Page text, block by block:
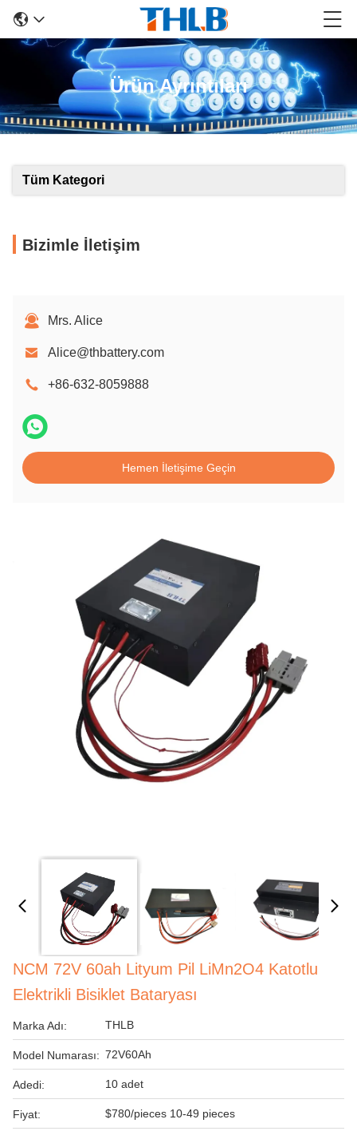
Ürün Ayrıntıları
Tüm Kategori
Bizimle İletişim
Mrs. Alice
Alice@thbattery.com
+86-632-8059888
Hemen İletişime Geçin
NCM 72V 60ah Lityum Pil LiMn2O4 Katotlu
Elektrikli Bisiklet Bataryası
Marka Adı: THLB
Model Numarası: 72V60Ah
Adedi: 10 adet
Fiyat: $780/pieces 10-49 pieces